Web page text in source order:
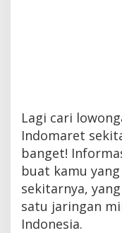
Lagi cari
Indomaret
banget!
buat kamu
sekitarnya,
satu jaringan
Indonesia.